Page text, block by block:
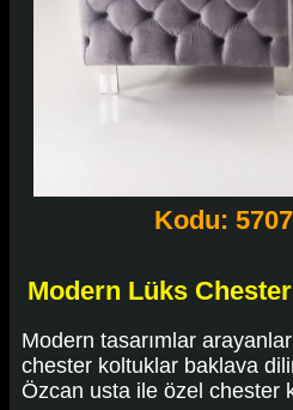
Kodu:
Modern Lüks
Modern tasarımlar
chester koltuklar baklava
Özcan usta ile özel chester